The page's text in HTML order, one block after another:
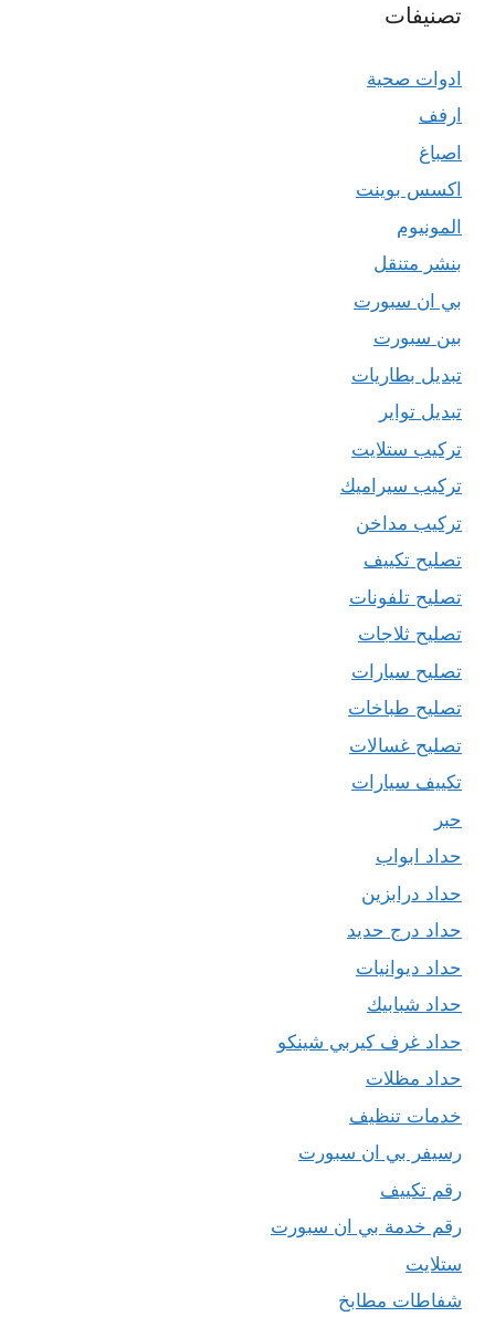
تصنيفات
ادوات صحية
ارفف
اصباغ
اكسس بوينت
المونيوم
بنشر متنقل
بي ان سبورت
بين سبورت
تبديل بطاريات
تبديل تواير
تركيب ستلايت
تركيب سيراميك
تركيب مداخن
تصليح تكييف
تصليح تلفونات
تصليح ثلاجات
تصليح سيارات
تصليح طباخات
تصليح غسالات
تكييف سيارات
حبر
حداد ابواب
حداد درابزين
حداد درج حديد
حداد ديوانيات
حداد شبابيك
حداد غرف كيربي شينكو
حداد مظلات
خدمات تنظيف
رسيفر بي ان سبورت
رقم تكييف
رقم خدمة بي ان سبورت
ستلايت
شفاطات مطابخ